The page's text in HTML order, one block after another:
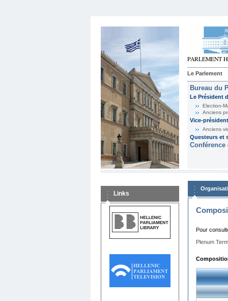
Le Parlement
Bureau du
Le Président
Election-
Anciens
Vice-
Anciens
Questeurs et
Links
Pour
Plenum